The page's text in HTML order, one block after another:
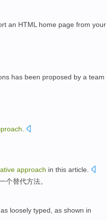
an HTML home page from your
has been proposed by a team
.
approach in this article
个替代方法。
as loosely typed as shown in